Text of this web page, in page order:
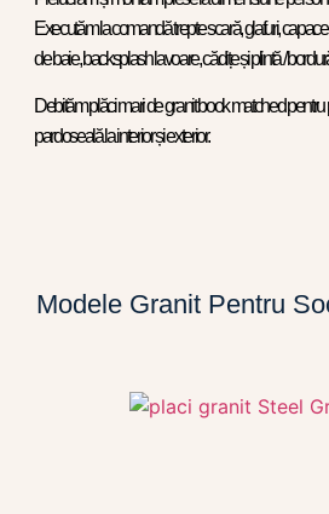
Executăm la comandă trepte scară, glafuri,
de baie, backsplash lavoare, cădițe și plintă /
Debităm plăci mari de granit book matched pentru
pardoseală la interior și exterior.
Modele Granit Pentru